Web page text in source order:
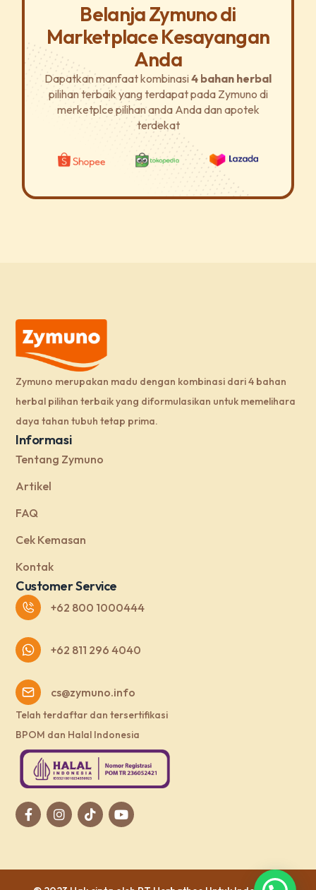
Belanja Zymuno di
Marketplace Kesayangan
Anda
Dapatkan manfaat kombinasi 4 bahan herbal
pilihan terbaik yang terdapat pada Zymuno di
merketplce pilihan anda Anda dan apotek
terdekat
Zymuno merupakan madu dengan kombinasi dari 4 bahan
herbal pilihan terbaik yang diformulasikan untuk memelihara
daya tahan tubuh tetap prima.
Informasi
Tentang Zymuno
Artikel
FAQ
Cek Kemasan
Kontak
Customer Service
+62 800 1000444
+62 811 296 4040
cs@zymuno.info
Telah terdaftar dan tersertifikasi
BPOM dan Halal Indonesia